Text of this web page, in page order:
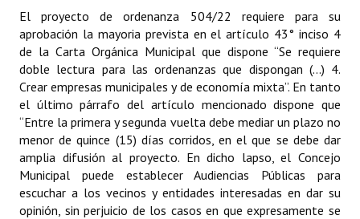
Entrega de distinciones
REFORMA DE LA CARTA ORGÁNICA
El proyecto de ordenanza 504/22 requiere para su
aprobación la mayoria prevista en el artículo 43° inciso 4
de la Carta Orgánica Municipal que dispone “Se requiere
doble lectura para las ordenanzas que dispongan (…) 4.
Crear empresas municipales y de economía mixta”. En tanto
el último párrafo del artículo mencionado dispone que
“Entre la primera y segunda vuelta debe mediar un plazo no
menor de quince (15) días corridos, en el que se debe dar
amplia difusión al proyecto. En dicho lapso, el Concejo
Municipal puede establecer Audiencias Públicas para
escuchar a los vecinos y entidades interesadas en dar su
opinión, sin perjuicio de los casos en que expresamente se